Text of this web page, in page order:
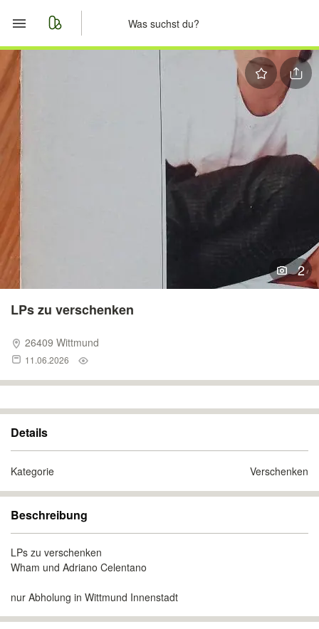
2
LPs zu verschenken
26409 Wittmund
11.06.2026
Details
Kategorie Verschenken
Beschreibung
LPs zu verschenken
Wham und Adriano Celentano
nur Abholung in Wittmund Innenstadt